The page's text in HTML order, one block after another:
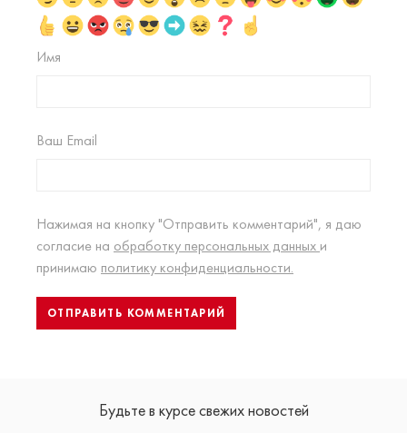
Имя
Ваш Email
Нажимая на кнопку "Отправить комментарий", я даю
согласие на обработку персональных данных и
принимаю политику конфиденциальности.
Будьте в курсе свежих новостей